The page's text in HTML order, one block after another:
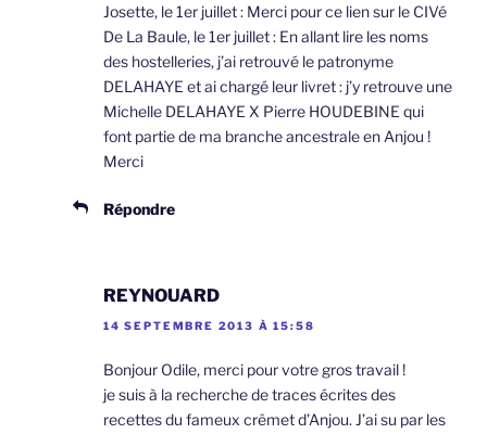
Josette, le 1er juillet : Merci pour ce lien sur le CIVé
De La Baule, le 1er juillet : En allant lire les noms
des hostelleries, j’ai retrouvé le patronyme
DELAHAYE et ai chargé leur livret : j’y retrouve une
Michelle DELAHAYE X Pierre HOUDEBINE qui
font partie de ma branche ancestrale en Anjou !
Merci
Répondre
REYNOUARD
14 SEPTEMBRE 2013 À 15:58
Bonjour Odile, merci pour votre gros travail !
je suis à la recherche de traces écrites des
recettes du fameux crêmet d’Anjou. J’ai su par les